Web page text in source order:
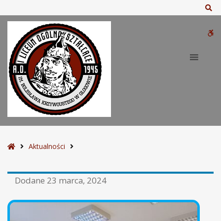
S
o
a
Aktualności
Dodane 23 marca, 2024